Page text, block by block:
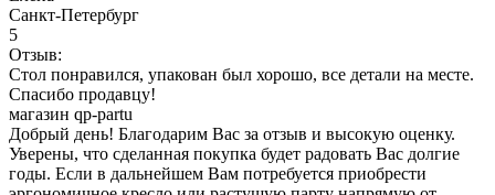
Санкт-Петербург
5
Отзыв:
Стол понравился, упакован был хорошо, все детали на месте.
Спасибо продавцу!
магазин qp-partu
Добрый день! Благодарим Вас за отзыв и высокую оценку.
Уверены, что сделанная покупка будет радовать Вас долгие
годы. Если в дальнейшем Вам потребуется приобрести